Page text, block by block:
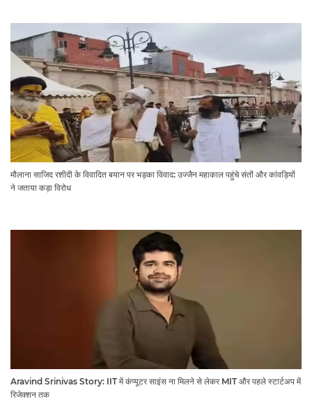
मौलाना साजिद रशीदी के विवादित बयान पर भड़का विवाद: उज्जैन महाकाल पहुंचे संतों और कांवड़ियों
ने जताया कड़ा विरोध
Aravind Srinivas Story: IIT में कंप्यूटर साइंस ना मिलने से लेकर MIT और पहले स्टार्टअप में
रिजेक्शन तक